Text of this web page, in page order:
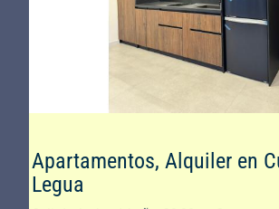
Apartamentos, Alquiler en
Legua